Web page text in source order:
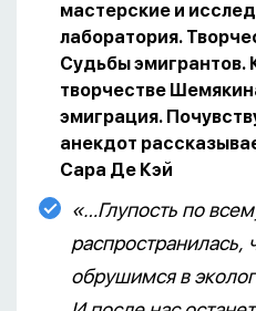
мастерские и
лаборатория.
Судьбы эмигрантов.
творчестве
эмиграция.
анекдот
Сара Де Кэй
«…Глупость по
распространилась,
обрушимся в